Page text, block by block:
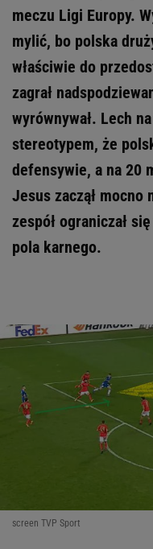
meczu Ligi Europy.
mylić, bo polska
właściwie do
zagrał
wyrównywał. Lech
stereotypem, że
defensywie, a na 20
Jesus zaczął
zespół ograniczał
pola karnego.
screen TVP Sport